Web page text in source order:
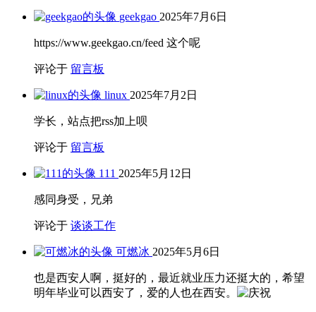
geekgao 2025年7月6日
https://www.geekgao.cn/feed 这个呢
评论于 留言板
linux 2025年7月2日
学长，站点把rss加上呗
评论于 留言板
111 2025年5月12日
感同身受，兄弟
评论于 谈谈工作
可燃冰 2025年5月6日
也是西安人啊，挺好的，最近就业压力还挺大的，希望
明年毕业可以西安了，爱的人也在西安。